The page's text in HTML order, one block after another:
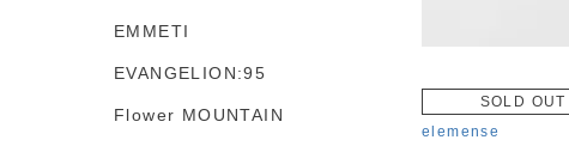
EMMETI
EVANGELION:95
Flower MOUNTAIN
SOLD OUT
elemense